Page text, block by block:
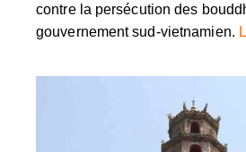
contre la persécution des
gouvernement sud-vietnamien.